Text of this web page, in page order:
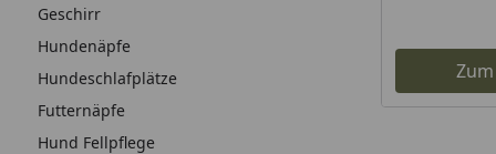
Geschirr
Hundenäpfe
Hundeschlafplätze
Futternäpfe
Hund Fellpflege